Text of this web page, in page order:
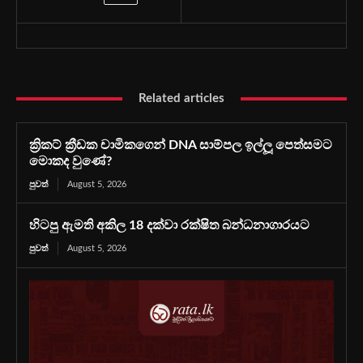
Related articles
ක්‍රිකට් ක්‍රීඩක චාමිකගෙන් DNA සාම්පල ඉල්ලූ පෙත්සමට
මොකද වුණේ?
පුවත් August 5, 2026
හිටපු ඇමති අකිල 18 දක්වා රක්ෂිත බන්ධනාගාරයට
පුවත් August 5, 2026